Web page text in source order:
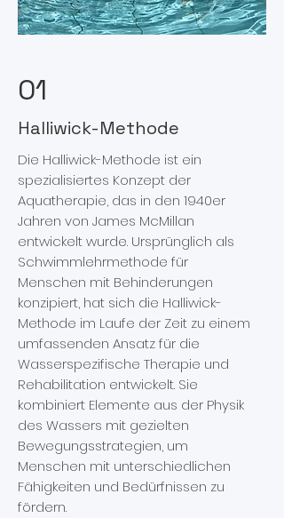
01
Halliwick-Methode
Die Halliwick-Methode ist ein
spezialisiertes Konzept der
Aquatherapie, das in den 1940er
Jahren von James McMillan
entwickelt wurde. Ursprünglich als
Schwimmlehrmethode für
Menschen mit Behinderungen
konzipiert, hat sich die Halliwick-
Methode im Laufe der Zeit zu einem
umfassenden Ansatz für die
Wasserspezifische Therapie und
Rehabilitation entwickelt. Sie
kombiniert Elemente aus der Physik
des Wassers mit gezielten
Bewegungsstrategien, um
Menschen mit unterschiedlichen
Fähigkeiten und Bedürfnissen zu
fördern.